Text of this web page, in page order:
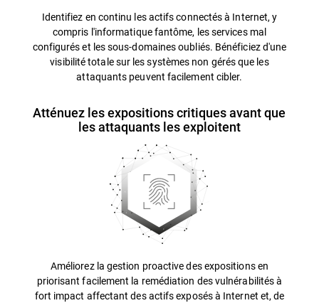
Identifiez en continu les actifs connectés à Internet, y
compris l'informatique fantôme, les services mal
configurés et les sous-domaines oubliés. Bénéficiez d'une
visibilité totale sur les systèmes non gérés que les
attaquants peuvent facilement cibler.
Atténuez les expositions critiques avant que
les attaquants les exploitent
Améliorez la gestion proactive des expositions en
priorisant facilement la remédiation des vulnérabilités à
fort impact affectant des actifs exposés à Internet et, de